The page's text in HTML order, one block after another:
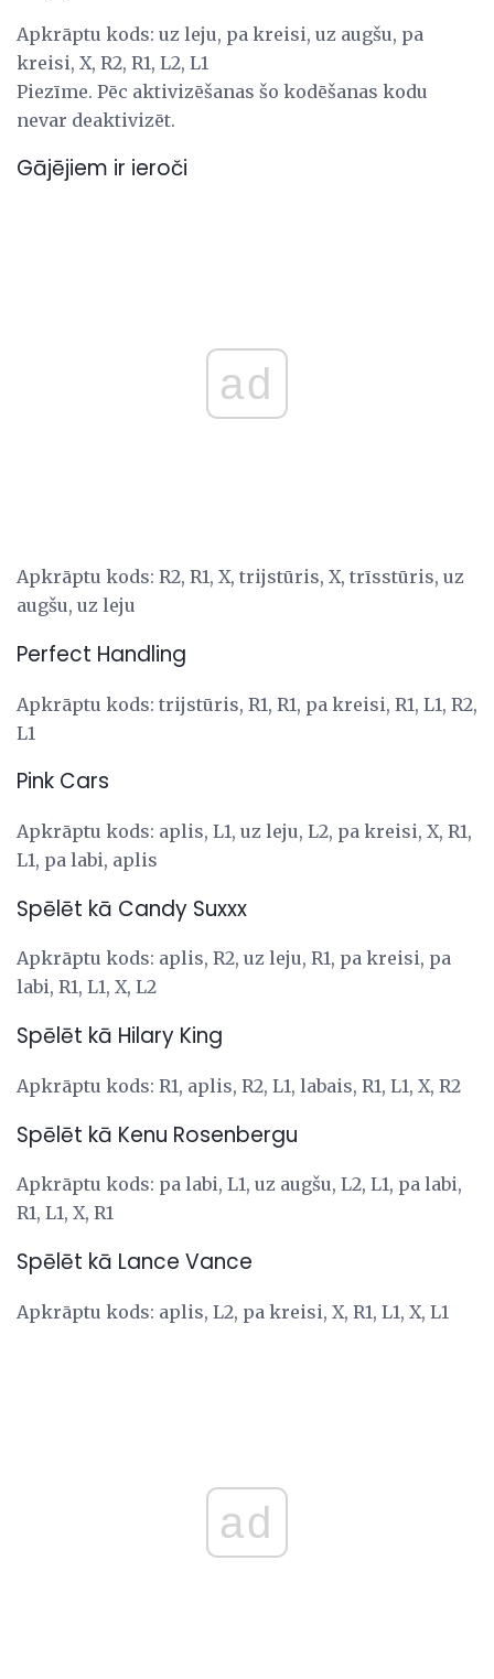
Apkrāptu kods: uz leju, pa kreisi, uz augšu, pa
kreisi, X, R2, R1, L2, L1
Piezīme. Pēc aktivizēšanas šo kodēšanas kodu
nevar deaktivizēt.
Gājējiem ir ieroči
ad
Apkrāptu kods: R2, R1, X, trijstūris, X, trīsstūris, uz
augšu, uz leju
Perfect Handling
Apkrāptu kods: trijstūris, R1, R1, pa kreisi, R1, L1, R2,
L1
Pink Cars
Apkrāptu kods: aplis, L1, uz leju, L2, pa kreisi, X, R1,
L1, pa labi, aplis
Spēlēt kā Candy Suxxx
Apkrāptu kods: aplis, R2, uz leju, R1, pa kreisi, pa
labi, R1, L1, X, L2
Spēlēt kā Hilary King
Apkrāptu kods: R1, aplis, R2, L1, labais, R1, L1, X, R2
Spēlēt kā Kenu Rosenbergu
Apkrāptu kods: pa labi, L1, uz augšu, L2, L1, pa labi,
R1, L1, X, R1
Spēlēt kā Lance Vance
Apkrāptu kods: aplis, L2, pa kreisi, X, R1, L1, X, L1
ad